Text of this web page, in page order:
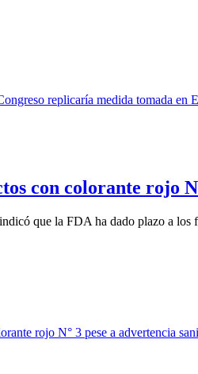
con colorante rojo
que la FDA ha dado plazo a